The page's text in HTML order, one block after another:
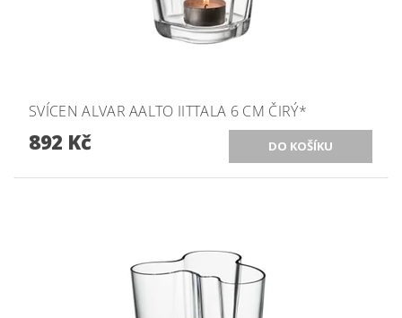
SVÍCEN ALVAR AALTO IITTALA 6 CM ČIRÝ*
892 Kč